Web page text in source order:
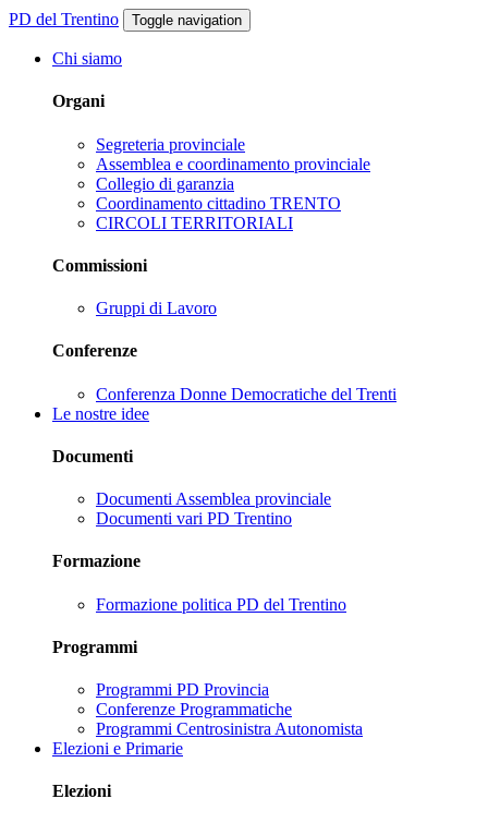
PD del Trentino Toggle navigation
Chi siamo
Organi
Segreteria provinciale
Assemblea e coordinamento provinciale
Collegio di garanzia
Coordinamento cittadino TRENTO
CIRCOLI TERRITORIALI
Commissioni
Gruppi di Lavoro
Conferenze
Conferenza Donne Democratiche del Trenti
Le nostre idee
Documenti
Documenti Assemblea provinciale
Documenti vari PD Trentino
Formazione
Formazione politica PD del Trentino
Programmi
Programmi PD Provincia
Conferenze Programmatiche
Programmi Centrosinistra Autonomista
Elezioni e Primarie
Elezioni